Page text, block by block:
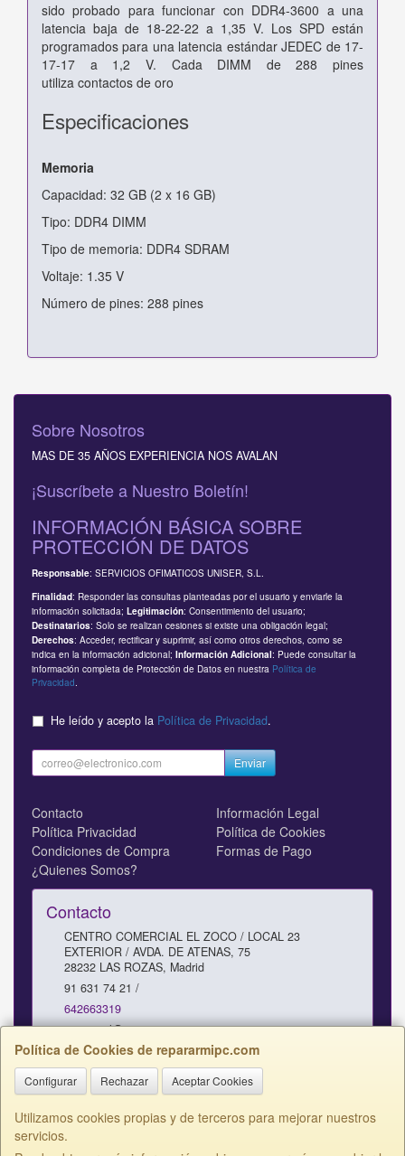
sido probado para funcionar con DDR4-3600 a una
latencia baja de 18-22-22 a 1,35 V. Los SPD están
programados para una latencia estándar JEDEC de 17-
17-17 a 1,2 V. Cada DIMM de 288 pines
utiliza contactos de oro
Especificaciones
Memoria
Capacidad: 32 GB (2 x 16 GB)
Tipo: DDR4 DIMM
Tipo de memoria: DDR4 SDRAM
Voltaje: 1.35 V
Número de pines: 288 pines
Política de Cookies de repararmipc.com
Configurar Rechazar Aceptar Cookies
Utilizamos cookies propias y de terceros para mejorar nuestros
servicios.
Sobre Nosotros
MAS DE 35 AÑOS EXPERIENCIA NOS AVALAN
¡Suscríbete a Nuestro Boletín!
INFORMACIÓN BÁSICA SOBRE
PROTECCIÓN DE DATOS
Responsable: SERVICIOS OFIMATICOS UNISER, S.L.
Finalidad: Responder las consultas planteadas por el usuario y enviarle la
información solicitada; Legitimación: Consentimiento del usuario;
Destinatarios: Solo se realizan cesiones si existe una obligación legal;
Derechos: Acceder, rectificar y suprimir, así como otros derechos, como se
indica en la información adicional; Información Adicional: Puede consultar la
información completa de Protección de Datos en nuestra Política de
Privacidad
He leído y acepto la Política de Privacidad.
Enviar
Contacto
Información Legal
Política Privacidad
Política de Cookies
Condiciones de Compra
Formas de Pago
¿Quienes Somos?
Contacto
CENTRO COMERCIAL EL ZOCO / LOCAL 23
EXTERIOR / AVDA. DE ATENAS, 75
28232 LAS ROZAS, Madrid
91 631 74 21 /
642663319
comercial@repararmipc.com
Horario
10 - 12,30 / 17 - 19H SABADOS 11 - 13H